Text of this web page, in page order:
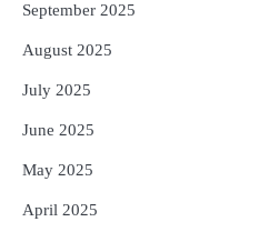
September 2025
August 2025
July 2025
June 2025
May 2025
April 2025